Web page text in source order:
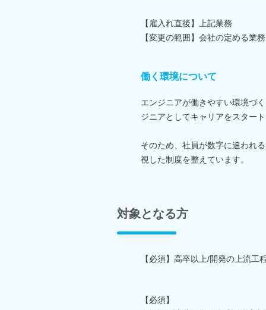
【雇入れ直後】上記業務
【変更の範囲】会社の定める業務
働く環境について
エンジニアが働きやすい環境づ
ジニアとしてキャリアをスター
そのため、社員が数字に追われ
視した制度を整えています。
対象となる方
【必須】高卒以上/開発の上流
【必須】